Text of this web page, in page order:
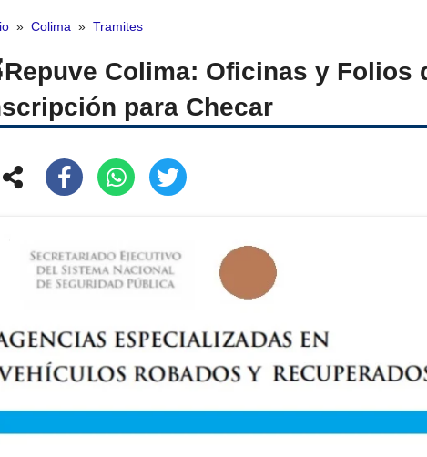
» Colima » Tramites
Repuve Colima: Oficinas y Folios
para Checar